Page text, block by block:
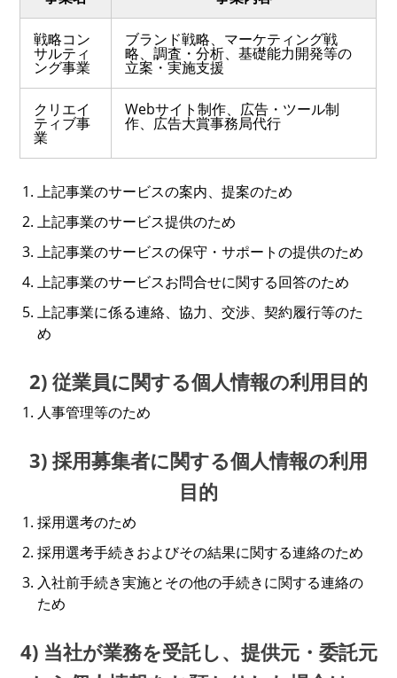
戦略コン
サルティ
ング事業
ブランド戦略、マーケティング戦
略、調査・分析、基礎能力開発等の
立案・実施支援
クリエイ
ティブ事
業
Webサイト制作、広告・ツール制
作、広告大賞事務局代行
上記事業のサービスの案内、提案のため
上記事業のサービス提供のため
上記事業のサービスの保守・サポートの提供のため
上記事業のサービスお問合せに関する回答のため
上記事業に係る連絡、協力、交渉、契約履行等のた
め
2) 従業員に関する個人情報の利用目的
人事管理等のため
3) 採用募集者に関する個人情報の利用
目的
採用選考のため
採用選考手続きおよびその結果に関する連絡のため
入社前手続き実施とその他の手続きに関する連絡の
ため
4) 当社が業務を受託し、提供元・委託元